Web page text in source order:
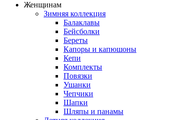
Женщинам
Зимняя коллекция
Балаклавы
Бейсболки
Береты
Капоры и капюшоны
Кепи
Комплекты
Повязки
Ушанки
Чепчики
Шапки
Шляпы и панамы